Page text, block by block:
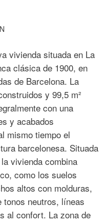
vivienda situada en La
clásica de 1900, en
de Barcelona. La
y 99,5 m²
con una
y acabados
mismo tiempo el
barcelonesa. Situada
vivienda combina
como los suelos
altos con molduras,
tonos neutros, líneas
al confort. La zona de